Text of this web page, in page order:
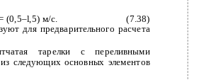
(0,5–l,5) м/c.
(7.38)
для предварительного расчета
тарелки с переливными
следующих основных элементов